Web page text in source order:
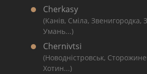
Cherkasy
(Канів, Сміла, Звенигородка,
Умань...)
Chernivtsi
(Новодністровськ,
Хотин...)